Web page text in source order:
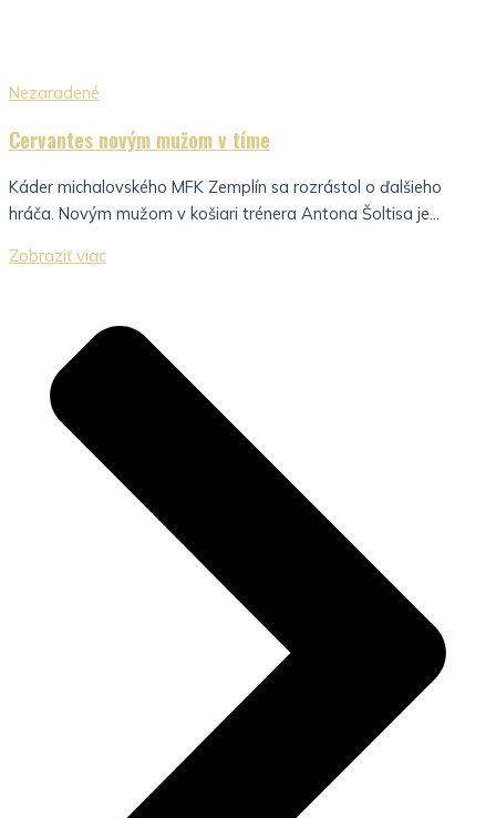
Nezaradené
Cervantes novým mužom v tíme
Káder michalovského MFK Zemplín sa rozrástol o ďalšieho
hráča. Novým mužom v košiari trénera Antona Šoltisa je...
Zobraziť viac